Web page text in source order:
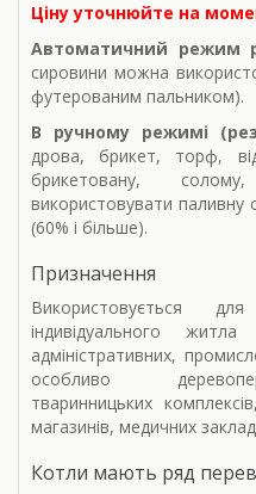
Ціну уточнюйте на
Автоматичний режим
сировини можна
футерованим пальником).
В ручному режимі
дрова, брикет, торф,
брикетовану,
використовувати паливну
(60% і більше).
Призначення
Використовується
індивідуального
адміністративних,
особливо
тваринницьких
магазинів, медичних
Котли мають ряд